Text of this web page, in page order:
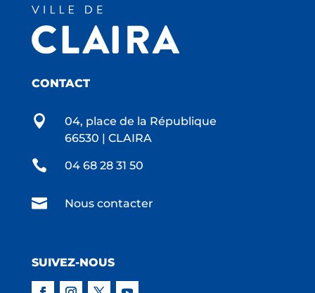
CONTACT

04, place de la République
66530 | CLAIRA
 04 68 28 31 50
 Nous contacter
SUIVEZ-NOUS